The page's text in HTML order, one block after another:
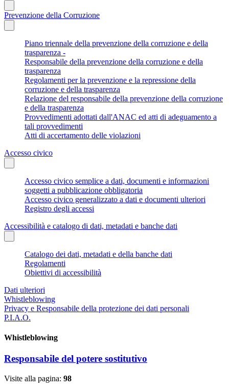
Prevenzione della Corruzione
Piano triennale della prevenzione della corruzione e della
trasparenza -
Responsabile della prevenzione della corruzione e della
trasparenza
Regolamenti per la prevenzione e la repressione della
corruzione e della trasparenza
Relazione del responsabile della prevenzione della corruzione
e della trasparenza
Provvedimenti adottati dall'ANAC ed atti di adeguamento a
tali provvedimenti
Atti di accertamento delle violazioni
Accesso civico
Accesso civico semplice a dati, documenti e informazioni
soggetti a pubblicazione obbligatoria
Accesso civico generalizzato a dati e documenti ulteriori
Registro degli accessi
Accessibilità e catalogo di dati, metadati e banche dati
Catalogo dei dati, metadati e della banche dati
Regolamenti
Obiettivi di accessibilità
Dati ulteriori
Whistleblowing
Privacy e Responsabile della protezione dei dati personali
P.I.A.O.
Whistleblowing
Responsabile del potere sostitutivo
Visite alla pagina: 98